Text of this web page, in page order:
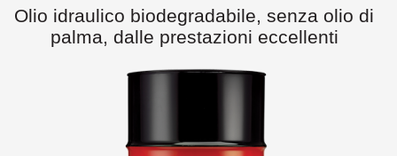
Olio idraulico biodegradabile, senza olio di
palma, dalle prestazioni eccellenti